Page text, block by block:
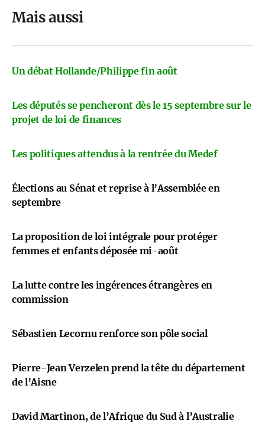
Mais aussi
Un débat Hollande/Philippe fin août
Les députés se pencheront dès le 15 septembre sur le
projet de loi de finances
Les politiques attendus à la rentrée du Medef
Élections au Sénat et reprise à l’Assemblée en
septembre
La proposition de loi intégrale pour protéger
femmes et enfants déposée mi-août
La lutte contre les ingérences étrangères en
commission
Sébastien Lecornu renforce son pôle social
Pierre-Jean Verzelen prend la tête du département
de l’Aisne
David Martinon, de l’Afrique du Sud à l’Australie